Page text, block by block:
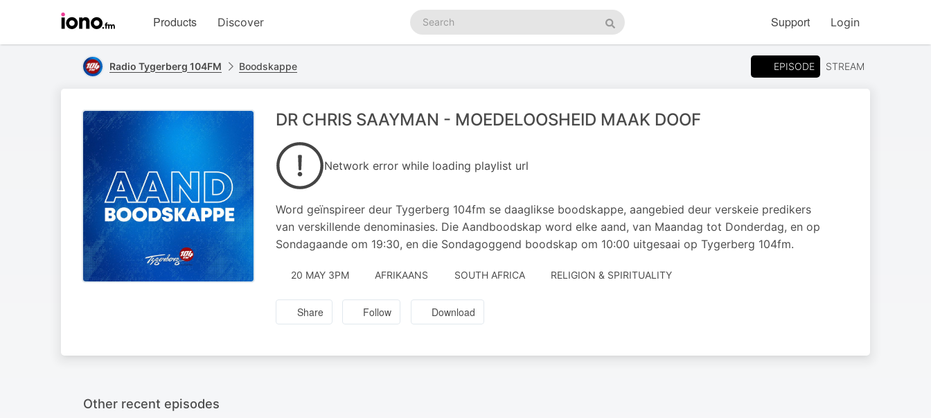
homepage
Products Discover
Search
podcasts
Search
Support Login
Radio Tygerberg 104FM Boodskappe EPISODE STREAM
DR CHRIS SAAYMAN - MOEDELOOSHEID MAAK DOOF
Network error while loading playlist url
Word geïnspireer deur Tygerberg 104fm se daaglikse boodskappe, aangebied deur verskeie predikers
van verskillende denominasies. Die Aandboodskap word elke aand, van Maandag tot Donderdag, en op
Sondagaande om 19:30, en die Sondagoggend boodskap om 10:00 uitgesaai op Tygerberg 104fm.
20 MAY 3PM AFRIKAANS SOUTH AFRICA RELIGION & SPIRITUALITY
Share Follow Download
Other recent episodes